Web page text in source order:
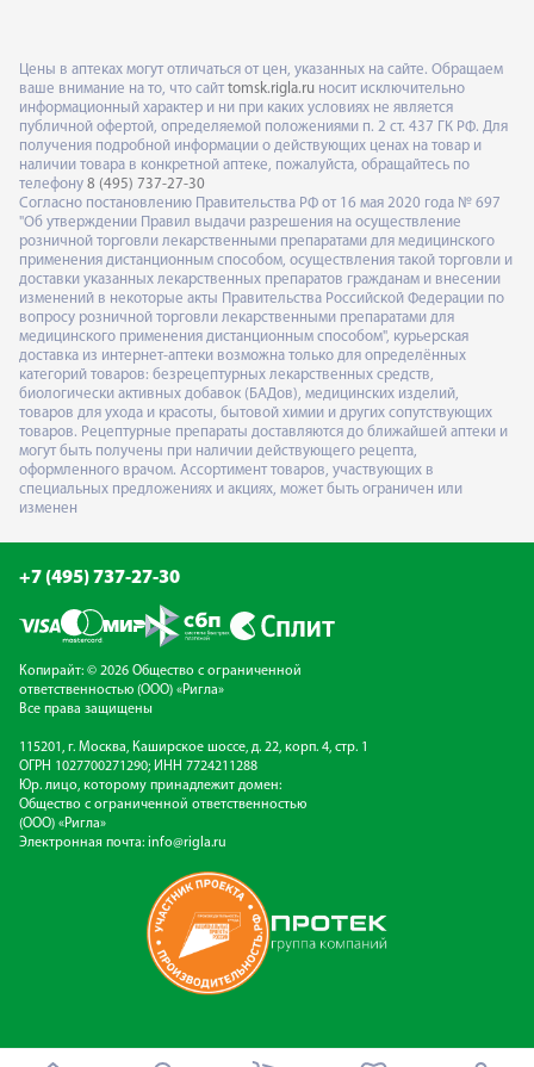
Цены в аптеках могут отличаться от цен, указанных на сайте. Обращаем
ваше внимание на то, что сайт tomsk.rigla.ru носит исключительно
информационный характер и ни при каких условиях не является
публичной офертой, определяемой положениями п. 2 ст. 437 ГК РФ. Для
получения подробной информации о действующих ценах на товар и
наличии товара в конкретной аптеке, пожалуйста, обращайтесь по
телефону 8 (495) 737-27-30
Согласно постановлению Правительства РФ от 16 мая 2020 года № 697
"Об утверждении Правил выдачи разрешения на осуществление
розничной торговли лекарственными препаратами для медицинского
применения дистанционным способом, осуществления такой торговли и
доставки указанных лекарственных препаратов гражданам и внесении
изменений в некоторые акты Правительства Российской Федерации по
вопросу розничной торговли лекарственными препаратами для
медицинского применения дистанционным способом", курьерская
доставка из интернет-аптеки возможна только для определённых
категорий товаров: безрецептурных лекарственных средств,
биологически активных добавок (БАДов), медицинских изделий,
товаров для ухода и красоты, бытовой химии и других сопутствующих
товаров. Рецептурные препараты доставляются до ближайшей аптеки и
могут быть получены при наличии действующего рецепта,
оформленного врачом. Ассортимент товаров, участвующих в
специальных предложениях и акциях, может быть ограничен или
изменен
+7 (495) 737-27-30
Копирайт: © 2026 Общество с ограниченной
ответственностью (ООО) «Ригла»
Все права защищены
115201, г. Москва, Каширское шоссе, д. 22, корп. 4, стр. 1
ОГРН 1027700271290; ИНН 7724211288
Юр. лицо, которому принадлежит домен:
Общество с ограниченной ответственностью
(ООО) «Ригла»
Электронная почта: info@rigla.ru